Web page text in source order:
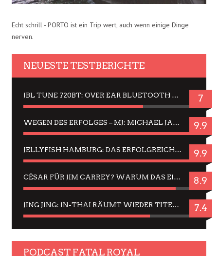
Echt schrill - PORTO ist ein Trip wert, auch wenn einige Dinge
nerven.
NEUESTE TESTBERICHTE
JBL TUNE 720BT: OVER EAR BLUETOOTH KOPFHÖRER UM DIE 50,-€ IM DAUER-TEST 7
WEGEN DES ERFOLGES – MJ: MICHAEL JACKSON MUSICAL IN EINER MATINEE SEHEN 9.9
JELLYFISH HAMBURG: DAS ERFOLGREICHE SOMMER-MENÜ 2025 IN GEFÜHLEN UND BILDERN 9.9
CÉSAR FÜR JIM CARREY? WARUM DAS EINER DER NERVIGSTEN ACTORS IST UND BLEIBT 8.9
JING JING: IN-THAI RÄUMT WIEDER TITEL AB – EIN ZWEI-STUNDEN-ERLEBNISBERICHT 7.4
PODCAST FATAL ROYAL